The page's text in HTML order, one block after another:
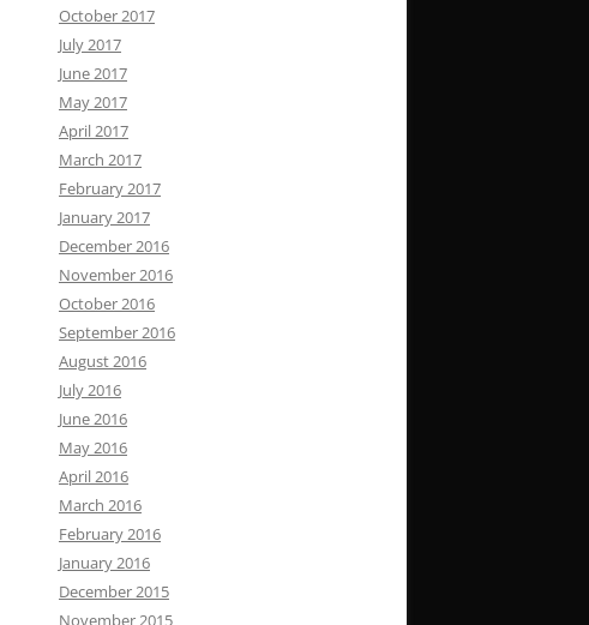
October 2017
July 2017
June 2017
May 2017
April 2017
March 2017
February 2017
January 2017
December 2016
November 2016
October 2016
September 2016
August 2016
July 2016
June 2016
May 2016
April 2016
March 2016
February 2016
January 2016
December 2015
November 2015